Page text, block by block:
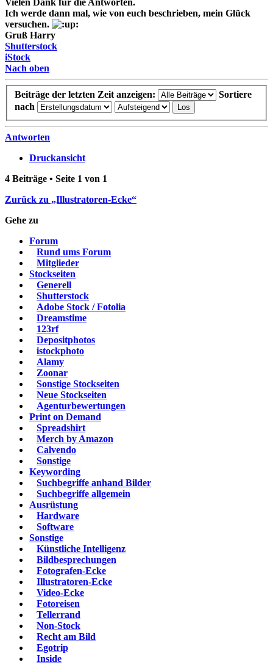
Ich werde dann mal, wie von euch beschrieben, mein Glück
versuchen.
Gruß Harry
Shutterstock
iStock
Nach oben
Beiträge der letzten Zeit anzeigen:
Sortiere
nach
Antworten
Druckansicht
4 Beiträge • Seite 1 von 1
Zurück zu „Illustratoren-Ecke“
Gehe zu
Forum
Rund ums Forum
Mitglieder
Stockseiten
Generell
Shutterstock
Adobe Stock / Fotolia
Dreamstime
123rf
Depositphotos
istockphoto
Alamy
Zoonar
Sonstige Stockseiten
Neue Stockseiten
Agenturbewertungen
Print on Demand
Spreadshirt
Merch by Amazon
Calvendo
Sonstige
Keywording
Suchbegriffe anhand Bilder
Suchbegriffe allgemein
Ausrüstung
Hardware
Software
Sonstige
Künstliche Intelligenz
Bildbesprechungen
Fotografen-Ecke
Illustratoren-Ecke
Video-Ecke
Fotoreisen
Tellerrand
Non-Stock
Recht am Bild
Egotrip
Inside